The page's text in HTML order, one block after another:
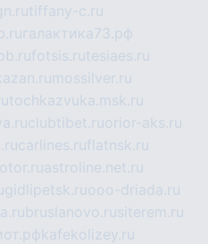
tiffany-c.ru
галактика73.рф
fotsis.rutesiaes.ru
mossilver.ru
tochkazvuka.msk.ru
clubtibet.ruorior-aks.ru
carlines.ruflatnsk.ru
astroline.net.ru
gidlipetsk.ruooo-driada.ru
bruslanovo.rusiterem.ru
kafekolizey.ru